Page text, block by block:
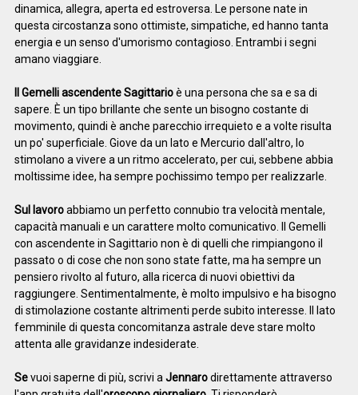
dinamica, allegra, aperta ed estroversa. Le persone nate in
questa circostanza sono ottimiste, simpatiche, ed hanno tanta
energia e un senso d'umorismo contagioso. Entrambi i segni
amano viaggiare.
Il Gemelli ascendente Sagittarioè una persona che sa e sa di
sapere. È un tipo brillante che sente un bisogno costante di
movimento, quindi è anche parecchio irrequieto e a volte risulta
un po' superficiale. Giove da un lato e Mercurio dall'altro, lo
stimolano a vivere a un ritmo accelerato, per cui, sebbene abbia
moltissime idee, ha sempre pochissimo tempo per realizzarle.
Sul lavoroabbiamo un perfetto connubio tra velocità mentale,
capacità manuali e un carattere molto comunicativo. Il Gemelli
con ascendente in Sagittario non è di quelli che rimpiangono il
passato o di cose che non sono state fatte, ma ha sempre un
pensiero rivolto al futuro, alla ricerca di nuovi obiettivi da
raggiungere. Sentimentalmente, è molto impulsivo e ha bisogno
di stimolazione costante altrimenti perde subito interesse. Il lato
femminile di questa concomitanza astrale deve stare molto
attenta alle gravidanze indesiderate.
Sevuoi saperne di più, scrivi a Jennarodirettamente attraverso